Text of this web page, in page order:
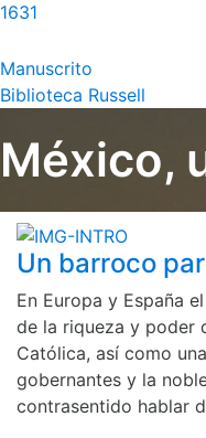
1631
Manuscrito
Biblioteca Russell
México,
Un barroco
En Europa y España
de la riqueza y poder
Católica, así como
gobernantes y la
contrasentido hablar